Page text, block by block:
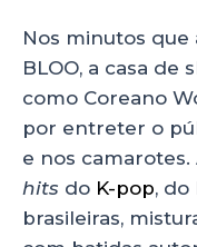
Nos minutos
BLOO, a casa de
como Coreano
por entreter o
e nos
hits do K-pop, do
brasileiras,